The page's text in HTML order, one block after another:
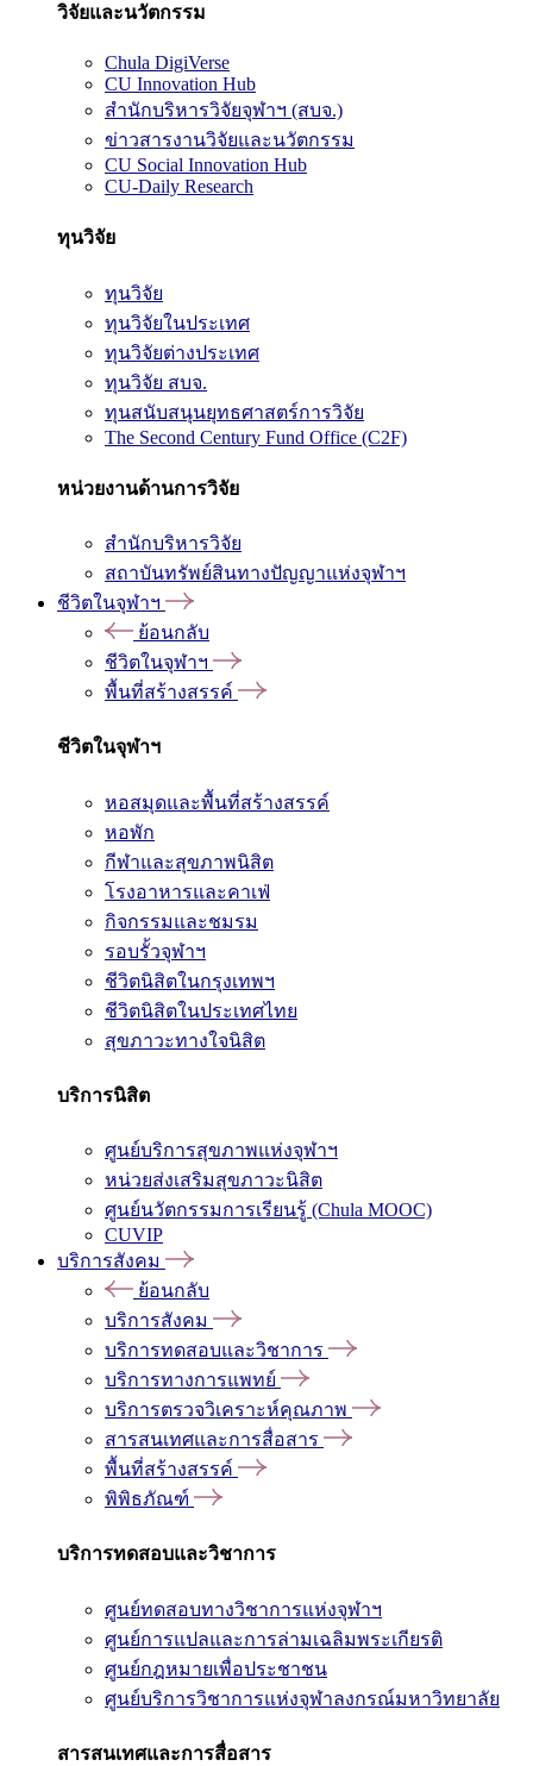
วิจัยและนวัตกรรม
Chula DigiVerse
CU Innovation Hub
สำนักบริหารวิจัยจุฬาฯ (สบจ.)
ข่าวสารงานวิจัยและนวัตกรรม
CU Social Innovation Hub
CU-Daily Research
ทุนวิจัย
ทุนวิจัย
ทุนวิจัยในประเทศ
ทุนวิจัยต่างประเทศ
ทุนวิจัย สบจ.
ทุนสนับสนุนยุทธศาสตร์การวิจัย
The Second Century Fund Office (C2F)
หน่วยงานด้านการวิจัย
สำนักบริหารวิจัย
สถาบันทรัพย์สินทางปัญญาแห่งจุฬาฯ
ชีวิตในจุฬาฯ
ย้อนกลับ
ชีวิตในจุฬาฯ
พื้นที่สร้างสรรค์
ชีวิตในจุฬาฯ
หอสมุดและพื้นที่สร้างสรรค์
หอพัก
กีฬาและสุขภาพนิสิต
โรงอาหารและคาเฟ่
กิจกรรมและชมรม
รอบรั้วจุฬาฯ
ชีวิตนิสิตในกรุงเทพฯ
ชีวิตนิสิตในประเทศไทย
สุขภาวะทางใจนิสิต
บริการนิสิต
ศูนย์บริการสุขภาพแห่งจุฬาฯ
หน่วยส่งเสริมสุขภาวะนิสิต
ศูนย์นวัตกรรมการเรียนรู้ (Chula MOOC)
CUVIP
บริการสังคม
ย้อนกลับ
บริการสังคม
บริการทดสอบและวิชาการ
บริการทางการแพทย์
บริการตรวจวิเคราะห์คุณภาพ
สารสนเทศและการสื่อสาร
พื้นที่สร้างสรรค์
พิพิธภัณฑ์
บริการทดสอบและวิชาการ
ศูนย์ทดสอบทางวิชาการแห่งจุฬาฯ
ศูนย์การแปลและการล่ามเฉลิมพระเกียรติ
ศูนย์กฎหมายเพื่อประชาชน
ศูนย์บริการวิชาการแห่งจุฬาลงกรณ์มหาวิทยาลัย
สารสนเทศและการสื่อสาร